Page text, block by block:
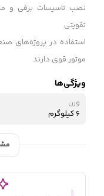
نصب تاسیسات برقی و
تقویتی
استفاده در پروژه‌های
موتور قوی دارند
ویژگی‌ها
وزن
6 کیلوگرم